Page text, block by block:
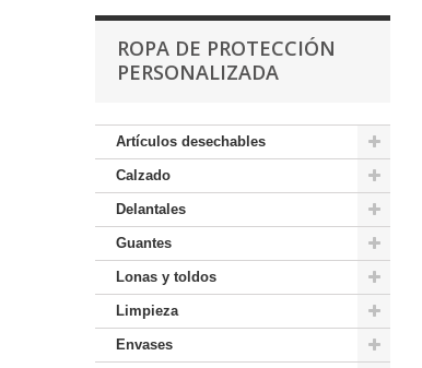
ROPA DE PROTECCIÓN
PERSONALIZADA
Artículos desechables
Calzado
Delantales
Guantes
Lonas y toldos
Limpieza
Envases